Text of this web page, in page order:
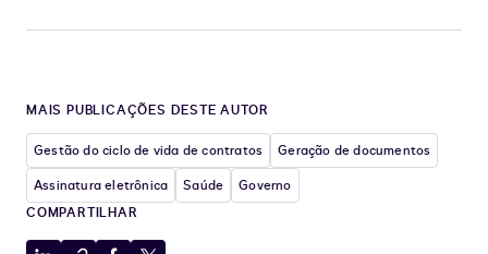
MAIS PUBLICAÇÕES DESTE AUTOR
Gestão do ciclo de vida de contratos
Geração de documentos
Assinatura eletrônica
Saúde
Governo
COMPARTILHAR